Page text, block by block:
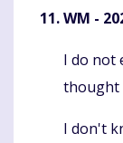
WM -
I do not
thought
I don't